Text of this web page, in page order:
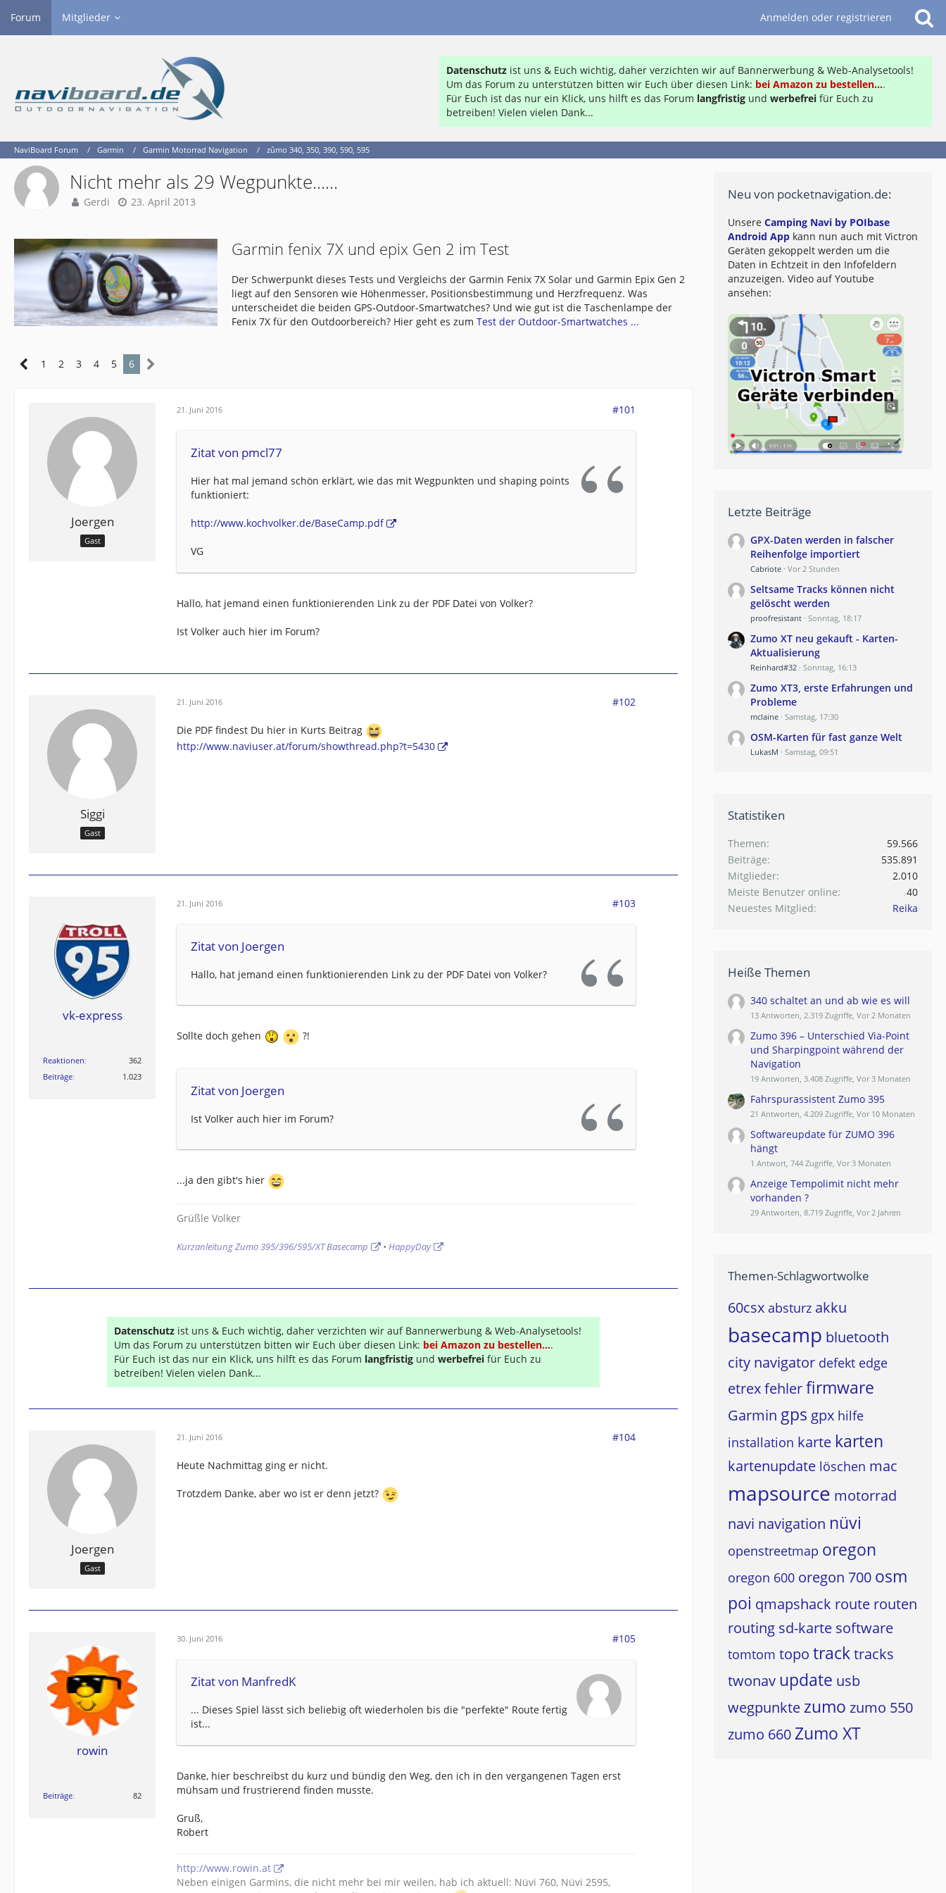
Forum Mitglieder Anmelden oder registrieren
Datenschutz ist uns & Euch wichtig, daher verzichten wir auf Bannerwerbung & Web-Analysetools!
Um das Forum zu unterstützen bitten wir Euch über diesen Link: bei Amazon zu bestellen....
Für Euch ist das nur ein Klick, uns hilft es das Forum langfristig und werbefrei für Euch zu
betreiben! Vielen vielen Dank...
NaviBoard Forum Garmin Garmin Motorrad Navigation zûmo 340, 350, 390, 590, 595
Nicht mehr als 29 Wegpunkte......
Gerdi 23. April 2013
Garmin fenix 7X und epix Gen 2 im Test
Der Schwerpunkt dieses Tests und Vergleichs der Garmin Fenix 7X Solar und Garmin Epix Gen 2
liegt auf den Sensoren wie Höhenmesser, Positionsbestimmung und Herzfrequenz. Was
unterscheidet die beiden GPS-Outdoor-Smartwatches? Und wie gut ist die Taschenlampe der
Fenix 7X für den Outdoorbereich? Hier geht es zumTest der Outdoor-Smartwatches ...
1 2 3 4 5 6
Joergen
Gast
21. Juni 2016 #101
Zitat von pmcl77
Hier hat mal jemand schön erklärt, wie das mit Wegpunkten und shaping points
funktioniert:
http://www.kochvolker.de/BaseCamp.pdf
VG
Hallo, hat jemand einen funktionierenden Link zu der PDF Datei von Volker?
Ist Volker auch hier im Forum?
Siggi
Gast
21. Juni 2016 #102
Die PDF findest Du hier in Kurts Beitrag
http://www.naviuser.at/forum/showthread.php?t=5430
vk-express
Reaktionen
362
Beiträge
1.023
21. Juni 2016 #103
Zitat von Joergen
Hallo, hat jemand einen funktionierenden Link zu der PDF Datei von Volker?
Sollte doch gehen ?!
Zitat von Joergen
Ist Volker auch hier im Forum?
...ja den gibt's hier
Grüßle Volker
Kurzanleitung Zumo 395/396/595/XT Basecamp • HappyDay
Datenschutz ist uns & Euch wichtig, daher verzichten wir auf Bannerwerbung & Web-Analysetools!
Um das Forum zu unterstützen bitten wir Euch über diesen Link: bei Amazon zu bestellen....
Für Euch ist das nur ein Klick, uns hilft es das Forum langfristig und werbefrei für Euch zu
betreiben! Vielen vielen Dank...
Joergen
Gast
21. Juni 2016 #104
Heute Nachmittag ging er nicht.
Trotzdem Danke, aber wo ist er denn jetzt?
rowin
Beiträge 82
30. Juni 2016 #105
Zitat von ManfredK
... Dieses Spiel lässt sich beliebig oft wiederholen bis die "perfekte" Route fertig
ist...
Danke, hier beschreibst du kurz und bündig den Weg, den ich in den vergangenen Tagen erst
mühsam und frustrierend finden musste.
Gruß,
Robert
http://www.rowin.at
Neben einigen Garmins, die nicht mehr bei mir weilen, hab ich aktuell: Nüvi 760, Nüvi 2595,
Neu von pocketnavigation.de:
Unsere Camping Navi by POIbase
Android App kann nun auch mit Victron
Geräten gekoppelt werden um die
Daten in Echtzeit in den Infofeldern
anzuzeigen. Video auf Youtube
ansehen:
Letzte Beiträge
GPX-Daten werden in falscher
Reihenfolge importiert
Cabriote Vor 2 Stunden
Seltsame Tracks können nicht
gelöscht werden
proofresistant Sonntag, 18:17
Zumo XT neu gekauft - Karten-
Aktualisierung
Reinhard#32 Sonntag, 16:13
Zumo XT3, erste Erfahrungen und
Probleme
mclaine Samstag, 17:30
OSM-Karten für fast ganze Welt
LukasM Samstag, 09:51
Statistiken
Themen
59.566
Beiträge
535.891
Mitglieder
2.010
Meiste Benutzer online
40
Neuestes Mitglied
Reika
Heiße Themen
340 schaltet an und ab wie es will
13 Antworten, 2.319 Zugriffe, Vor 2 Monaten
Zumo 396 – Unterschied Via-Point
und Sharpingpoint während der
Navigation
19 Antworten, 3.408 Zugriffe, Vor 3 Monaten
Fahrspurassistent Zumo 395
21 Antworten, 4.209 Zugriffe, Vor 10 Monaten
Softwareupdate für ZUMO 396
hängt
1 Antwort, 744 Zugriffe, Vor 3 Monaten
Anzeige Tempolimit nicht mehr
vorhanden ?
29 Antworten, 8.719 Zugriffe, Vor 2 Jahren
Themen-Schlagwortwolke
60csx absturz akku
basecamp bluetooth
city navigator defekt edge
etrexfehlerfirmware
Garmin gps gpx hilfe
installation karte karten
kartenupdate löschen mac
mapsource motorrad
navi navigation nüvi
openstreetmap oregon
oregon 600 oregon 700 osm
poi qmapshack route routen
routing sd-karte software
tomtom topo tracktracks
twonav update usb
wegpunkte zumo zumo 550
zumo 660 Zumo XT